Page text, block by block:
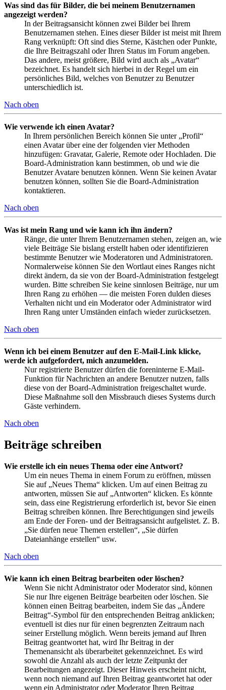
Was sind das für Bilder, die bei meinem Benutzernamen
angezeigt werden?
In der Beitragsansicht können zwei Bilder bei Ihrem
Benutzernamen stehen. Eines dieser Bilder ist meist mit Ihrem
Rang verknüpft: Oft sind dies Sterne, Kästchen oder Punkte,
die Ihre Beitragszahl oder Ihren Status im Forum angeben.
Das andere, meist größere, Bild wird auch als „Avatar“
bezeichnet. Es handelt sich hierbei in der Regel um ein
persönliches Bild, welches von Benutzer zu Benutzer
unterschiedlich ist.
Nach oben
Wie verwende ich einen Avatar?
In Ihrem persönlichen Bereich können Sie unter „Profil“
einen Avatar über eine der folgenden vier Methoden
hinzufügen: Gravatar, Galerie, Remote oder Hochladen. Die
Board-Administration kann bestimmen, ob und wie die
Benutzer Avatare benutzen können. Wenn Sie keinen Avatar
benutzen können, sollten Sie die Board-Administration
kontaktieren.
Nach oben
Was ist mein Rang und wie kann ich ihn ändern?
Ränge, die unter Ihrem Benutzernamen stehen, zeigen an, wie
viele Beiträge Sie bislang erstellt haben oder identifizieren
bestimmte Benutzer wie Moderatoren und Administratoren.
Normalerweise können Sie den Wortlaut eines Ranges nicht
direkt ändern, da sie von der Board-Administration festgelegt
wurden. Bitte schreiben Sie keine sinnlosen Beiträge, nur um
Ihren Rang zu erhöhen — die meisten Foren dulden dieses
Verhalten nicht und ein Moderator oder Administrator wird
Ihren Rang unter Umständen einfach wieder zurücksetzen.
Nach oben
Wenn ich bei einem Benutzer auf den E-Mail-Link klicke,
werde ich aufgefordert, mich anzumelden.
Nur registrierte Benutzer dürfen die foreninterne E-Mail-
Funktion für Nachrichten an andere Benutzer nutzen, falls
diese von der Board-Administration freigeschaltet wurde.
Diese Maßnahme soll den Missbrauch dieses Systems durch
Gäste verhindern.
Nach oben
Beiträge schreiben
Wie erstelle ich ein neues Thema oder eine Antwort?
Um ein neues Thema in einem Forum zu eröffnen, müssen
Sie auf „Neues Thema“ klicken. Um auf einen Beitrag zu
antworten, müssen Sie auf „Antworten“ klicken. Es könnte
sein, dass eine Registrierung erforderlich ist, bevor Sie einen
Beitrag schreiben können. Ihre Berechtigungen sind jeweils
am Ende der Foren- und der Beitragsansicht aufgelistet. Z. B.
„Sie dürfen neue Themen erstellen“, „Sie dürfen
Dateianhänge erstellen“ usw.
Nach oben
Wie kann ich einen Beitrag bearbeiten oder löschen?
Wenn Sie nicht Administrator oder Moderator sind, können
Sie nur Ihre eigenen Beiträge bearbeiten oder löschen. Sie
können einen Beitrag bearbeiten, indem Sie das „Ändere
Beitrag“-Symbol für den entsprechenden Beitrag anklicken;
eventuell ist dies nur für einen begrenzten Zeitraum nach
seiner Erstellung möglich. Wenn bereits jemand auf Ihren
Beitrag geantwortet hat, wird Ihr Beitrag in der
Themenansicht als überarbeitet gekennzeichnet. Es wird
sowohl die Anzahl als auch der letzte Zeitpunkt der
Bearbeitungen angezeigt. Dieser Hinweis erscheint nicht,
wenn noch niemand auf Ihren Beitrag geantwortet hat oder
wenn ein Administrator oder Moderator Ihren Beitrag